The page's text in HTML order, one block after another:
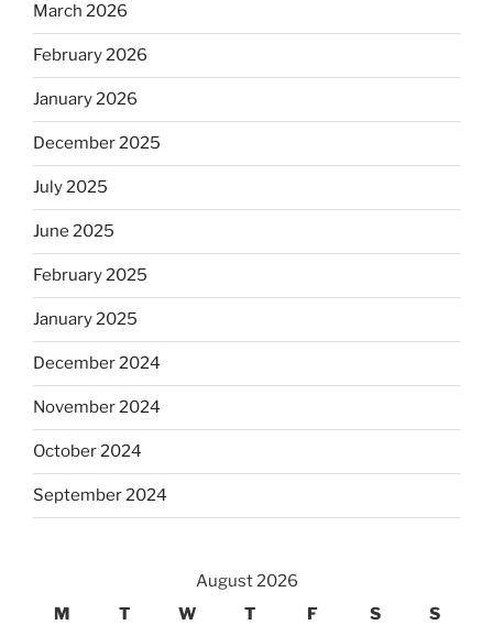
March 2026
February 2026
January 2026
December 2025
July 2025
June 2025
February 2025
January 2025
December 2024
November 2024
October 2024
September 2024
August 2026
M
T W T F S S